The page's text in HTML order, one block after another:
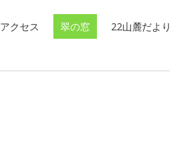
アクセス 翠の窓 22山麓だより